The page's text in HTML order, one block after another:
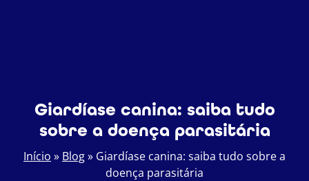
Giardíase canina: saiba tudo
sobre a doença parasitária
Início » Blog» Giardíase canina: saiba tudo sobre a
doença parasitária